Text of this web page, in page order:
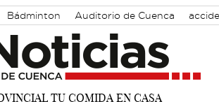
Bádminton Auditorio de Cuenca